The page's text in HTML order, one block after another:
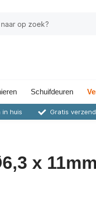
Schuifdeuren
huis Gratis
x